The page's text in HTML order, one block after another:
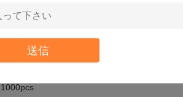
送信
郵送物の前のT/T、ウェスタン・ユニオン、
5日
1000pcs